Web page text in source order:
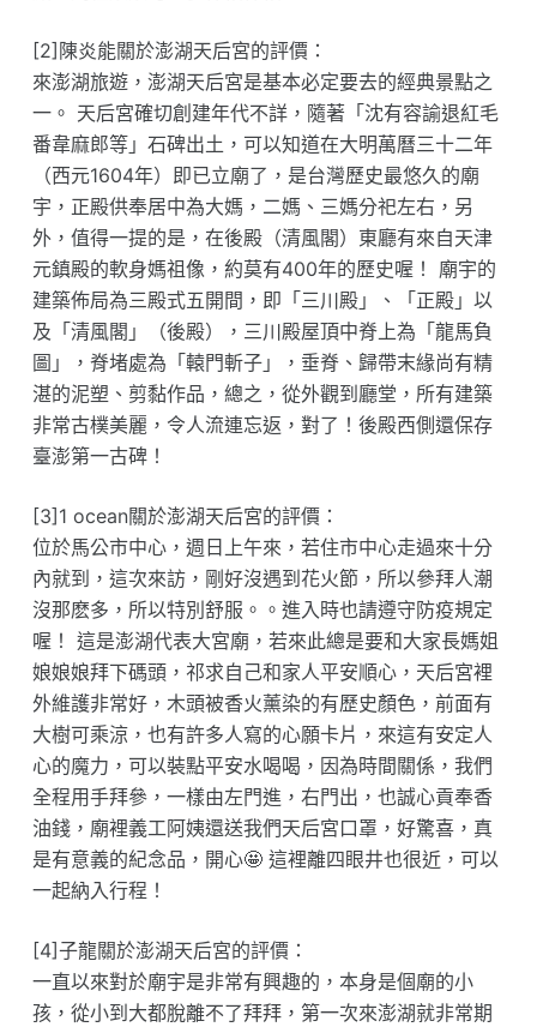
[2]陳炎能關於澎湖天后宮的評價：
來澎湖旅遊，澎湖天后宮是基本必定要去的經典景點之
一。 天后宮確切創建年代不詳，隨著「沈有容諭退紅毛
番韋麻郎等」石碑出土，可以知道在大明萬曆三十二年
（西元1604年）即已立廟了，是台灣歷史最悠久的廟
宇，正殿供奉居中為大媽，二媽、三媽分祀左右，另
外，值得一提的是，在後殿（清風閣）東廳有來自天津
元鎮殿的軟身媽祖像，約莫有400年的歷史喔！ 廟宇的
建築佈局為三殿式五開間，即「三川殿」、「正殿」以
及「清風閣」（後殿），三川殿屋頂中脊上為「龍馬負
圖」，脊堵處為「轅門斬子」，垂脊、歸帶末緣尚有精
湛的泥塑、剪黏作品，總之，從外觀到廳堂，所有建築
非常古樸美麗，令人流連忘返，對了！後殿西側還保存
臺澎第一古碑！
[3]1 ocean關於澎湖天后宮的評價：
位於馬公市中心，週日上午來，若住市中心走過來十分
內就到，這次來訪，剛好沒遇到花火節，所以參拜人潮
沒那麽多，所以特別舒服。。進入時也請遵守防疫規定
喔！ 這是澎湖代表大宮廟，若來此總是要和大家長媽姐
娘娘娘拜下碼頭，祁求自己和家人平安順心，天后宮裡
外維護非常好，木頭被香火薰染的有歷史顏色，前面有
大樹可乘涼，也有許多人寫的心願卡片，來這有安定人
心的魔力，可以裝點平安水喝喝，因為時間關係，我們
全程用手拜參，一樣由左門進，右門出，也誠心貢奉香
油錢，廟裡義工阿姨還送我們天后宮口罩，好驚喜，真
是有意義的紀念品，開心🤩 這裡離四眼井也很近，可以
一起納入行程！
[4]子龍關於澎湖天后宮的評價：
一直以來對於廟宇是非常有興趣的，本身是個廟的小
孩，從小到大都脫離不了拜拜，第一次來澎湖就非常期